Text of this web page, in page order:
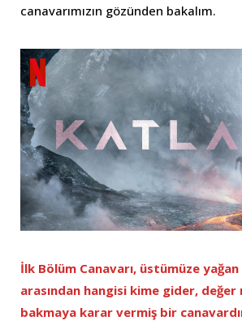
canavarımızın gözünden bakalım.
İlk Bölüm Canavarı, üstümüze
arasından hangisi kime gider, değer
bakmaya karar vermiş bir